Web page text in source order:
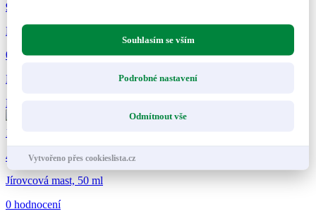
9
DUO Balíček Zdravé klouby
0 hodnocení
Dárková kazeta Klouby, pro zdravý pohyb každý den.
Není skladem
130
46
Jírovcová mast, 50 ml
0 hodnocení
Souhlasím se vším
Podrobné nastavení
Odmítnout vše
Vytvořeno přes cookieslista.cz